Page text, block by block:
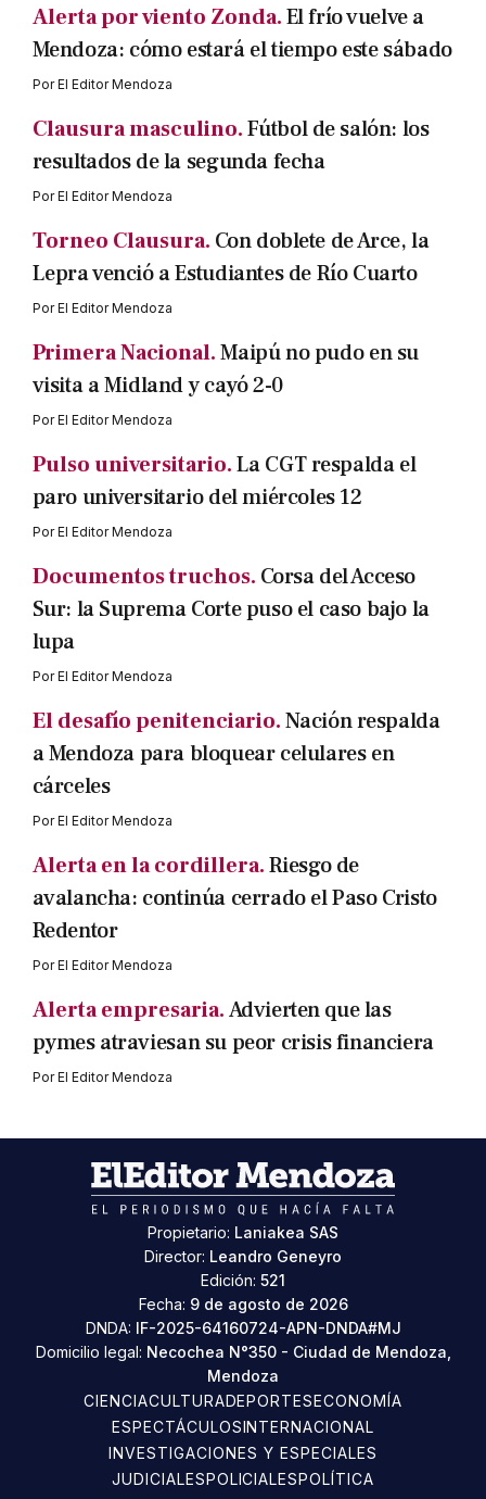
Alerta por viento Zonda.El frío vuelve a
Mendoza: cómo estará el tiempo este sábado
PorEl Editor Mendoza
Clausura masculino.Fútbol de salón: los
resultados de la segunda fecha
PorEl Editor Mendoza
Torneo Clausura. Con doblete de Arce, la
Lepra venció a Estudiantes de Río Cuarto
PorEl Editor Mendoza
Primera Nacional.Maipú no pudo en su
visita a Midland y cayó 2-0
PorEl Editor Mendoza
Pulso universitario.La CGT respalda el
paro universitario del miércoles 12
PorEl Editor Mendoza
Documentos truchos. Corsa del Acceso
Sur: la Suprema Corte puso el caso bajo la
lupa
PorEl Editor Mendoza
El desafío penitenciario.Nación respalda
a Mendoza para bloquear celulares en
cárceles
PorEl Editor Mendoza
Alerta en la cordillera.Riesgo de
avalancha: continúa cerrado el Paso Cristo
Redentor
PorEl Editor Mendoza
Alerta empresaria.Advierten que las
pymes atraviesan su peor crisis financiera
PorEl Editor Mendoza
Propietario: Laniakea SAS
Director: Leandro Geneyro
Edición: 521
Fecha: 9 de agosto de 2026
DNDA: IF-2025-64160724-APN-DNDA#MJ
Domicilio legal: Necochea N°350 - Ciudad de Mendoza,
Mendoza
CIENCIACULTURADEPORTESECONOMÍA
ESPECTÁCULOSINTERNACIONAL
INVESTIGACIONES Y ESPECIALES
JUDICIALESPOLICIALESPOLÍTICA